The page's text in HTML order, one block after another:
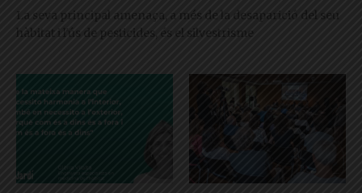
La seva principal amenaça, a més de la desaparició del seu
hàbitat i l'ús de pesticides, és el silvestrisme